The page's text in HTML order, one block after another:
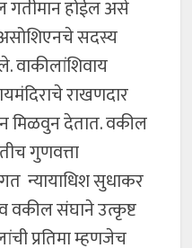
गतीमान होईल असे
असोशिएनचे सदस्य
राखणदार
मिळवुन देतात. वकील
गुणवत्ता
न्यायाधिश सुधाकर
वकील संघाने उत्कृष्ट
प्रतिमा म्हणजेच